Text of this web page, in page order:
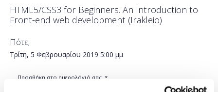
HTML5/CSS3 for Beginners. An Introduction to
Front-end web development (Irakleio)
Πότε;
Τρίτη, 5 Φεβρουαρίου 2019 5:00 μμ
Προσθήκη στο ημερολόγιό σας